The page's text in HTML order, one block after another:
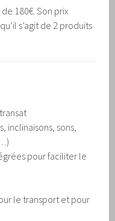
180€. Son prix
s’agit de 2 produits
inclinaisons, sons,
pour faciliter le
le transport et pour